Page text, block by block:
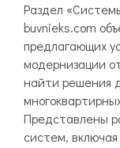
Раздел
buvnieks.com
предлагающих
модернизации
найти решения
Представлены
систем,